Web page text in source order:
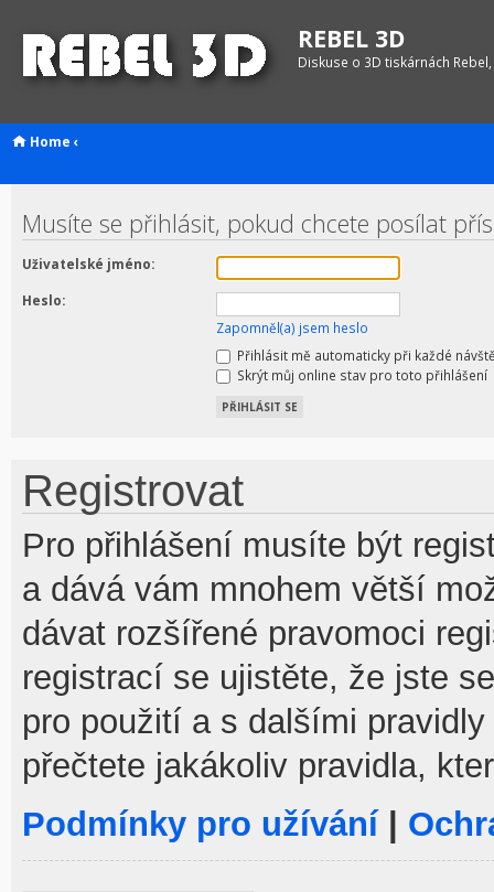
REBEL 3D
Diskuse o 3D tiskárnách
Home ‹
Musíte se přihlásit, pokud chcete posílat
Uživatelské jméno:
Heslo:
Zapomněl(a) jsem heslo
Přihlásit mě automaticky při každé
Skrýt můj online stav pro toto přihlášení
Registrovat
Pro přihlášení musíte být
a dává vám mnohem větší
dávat rozšířené pravomoci
registrací se ujistěte, že jste
pro použití a s dalšími
přečtete jakákoliv pravidla,
Podmínky pro užívání|